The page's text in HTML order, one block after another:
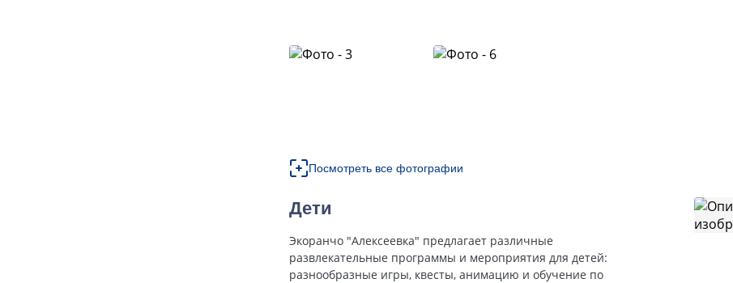
Посмотреть все фотографии
Дети
Экоранчо "Алексеевка" предлагает различные
развлекательные программы и мероприятия для детей:
разнообразные игры, квесты, анимацию и обучение по